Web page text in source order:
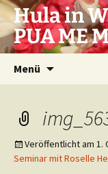
Zum
Inhalt
springen
Hula in
PUA ME
Menü
Veröffentlicht am 1.
Seminar mit Roselle